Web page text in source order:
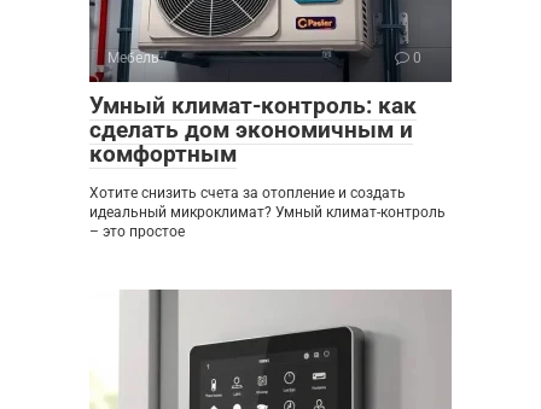
Мебель 0
Умный климат-контроль: как
сделать дом экономичным и
комфортным
Хотите снизить счета за отопление и создать
идеальный микроклимат? Умный климат-контроль
– это простое